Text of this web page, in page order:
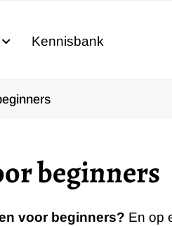
Kennisbank
beginners
voor beginners? En op